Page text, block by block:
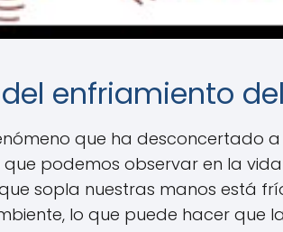
enfriamiento
que ha desconcertado
que podemos observar en la
sopla nuestras manos está
lo que puede hacer que